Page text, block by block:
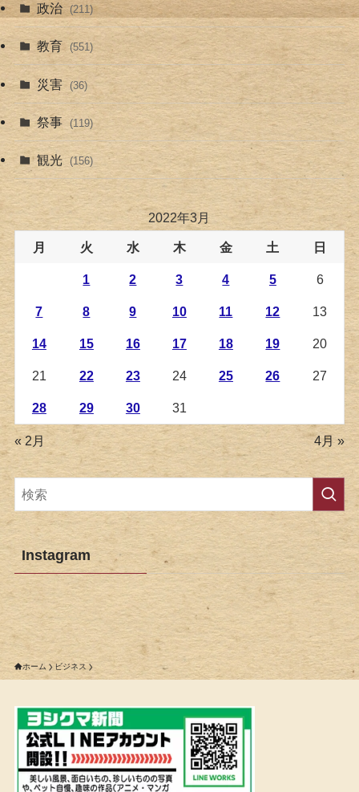
政治 (211)
教育 (551)
災害 (36)
祭事 (119)
観光 (156)
2022年3月
月 火 水 木 金 土 日
1 2 3 4 5 6
7 8 9 10 11 12 13
14 15 16 17 18 19 20
21 22 23 24 25 26 27
28 29 30 31
« 2月 4月 »
Instagram
ホーム ビジネス